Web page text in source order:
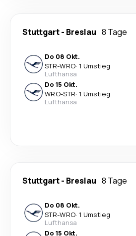
Stuttgart- Breslau 8 Tage
Do 08 Okt.
STR-WRO· 1 Umstieg
Lufthansa
Do 15 Okt.
WRO-STR· 1 Umstieg
Lufthansa
Stuttgart- Breslau 8 Tage
Do 08 Okt.
STR-WRO· 1 Umstieg
Lufthansa
Do 15 Okt.